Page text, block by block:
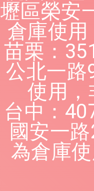
壢區榮安
倉庫使
苗栗：
公北一路
使用，
台中：
國安一
為倉庫